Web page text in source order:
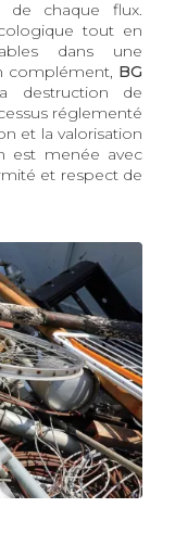
de chaque flux.
tout en
dans une
complément, BG
destruction de
réglementé
et la valorisation
est menée avec
et respect de